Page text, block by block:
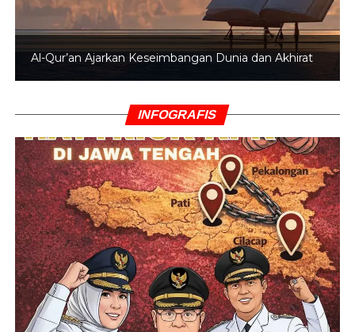
Al-Qur’an Ajarkan Keseimbangan Dunia dan Akhirat
INFOGRAFIS